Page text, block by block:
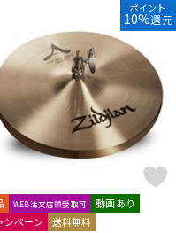
ポイント
10%還元
WEB注文店頭受取可
動画あり
ンペーン
送料無料